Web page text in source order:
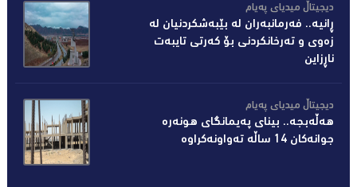
دیجیتاڵ میدیاى پەیام
ڕانیە.. فەرمانبەران لە بێبەشکردنیان لە
زەوى و تەرخانکردنى بۆ کەرتى تایبەت
ناڕزاین
دیجیتاڵ میدیاى پەیام
هەڵەبجە.. بینای پەیمانگای هونەرە
جوانەكان 14 ساڵە تەواونەکراوە